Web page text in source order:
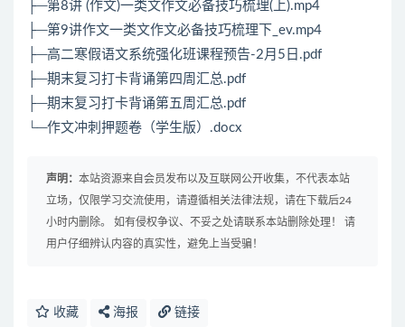
├─第8讲 (作文)一类文作文必备技巧梳理(上).mp4
├─第9讲作文一类文作文必备技巧梳理下_ev.mp4
├─高二寒假语文系统强化班课程预告-2月5日.pdf
├─期末复习打卡背诵第四周汇总.pdf
├─期末复习打卡背诵第五周汇总.pdf
└─作文冲刺押题卷（学生版）.docx
声明： 本站资源来自会员发布以及互联网公开收集，不代表本站
立场，仅限学习交流使用，请遵循相关法律法规，请在下载后24
小时内删除。 如有侵权争议、不妥之处请联系本站删除处理！ 请
用户仔细辨认内容的真实性，避免上当受骗！
收藏 海报 链接